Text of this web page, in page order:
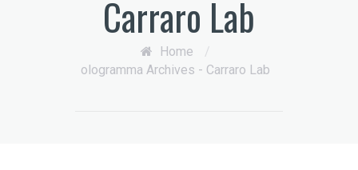
Carraro Lab
Home
/
ologramma Archives - Carraro Lab